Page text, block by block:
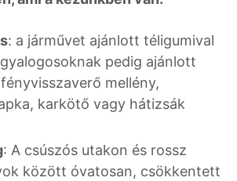
: a járművet ajánlott téligumival
pedig ajánlott
mellény,
karkötő vagy hátizsák
: A csúszós utakon és rossz
között óvatosan, csökkentett